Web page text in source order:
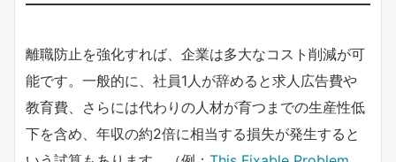
離職防止を強化すれば、企業は多大なコスト削減が可
能です。一般的に、社員1人が辞めると求人広告費や
教育費、さらには代わりの人材が育つまでの生産性低
下を含め、年収の約2倍に相当する損失が発生すると